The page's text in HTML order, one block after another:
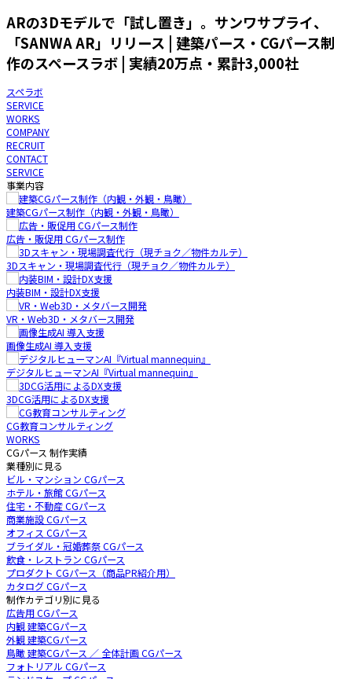
ARの3Dモデルで「試し置き」。サンワサプライ、
「SANWA AR」リリース | 建築パース・CGパース制
作のスペースラボ | 実績20万点・累計3,000社
スペラボ
SERVICE
WORKS
COMPANY
RECRUIT
CONTACT
SERVICE
事業内容
建築CGパース制作（内観・外観・鳥瞰）
広告・販促用 CGパース制作
3Dスキャン・現場調査代行（現チョク／物件カルテ）
内装BIM・設計DX支援
VR・Web3D・メタバース開発
画像生成AI 導入支援
デジタルヒューマンAI『Virtual mannequin』
3DCG活用によるDX支援
CG教育コンサルティング
WORKS
CGパース 制作実績
業種別に見る
ビル・マンション CGパース
ホテル・旅館 CGパース
住宅・不動産 CGパース
商業施設 CGパース
オフィス CGパース
ブライダル・冠婚葬祭 CGパース
飲食・レストラン CGパース
プロダクト CGパース（商品PR紹介用）
カタログ CGパース
制作カテゴリ別に見る
広告用 CGパース
内観 建築CGパース
外観 建築CGパース
鳥瞰 建築CGパース ／ 全体計画 CGパース
フォトリアル CGパース